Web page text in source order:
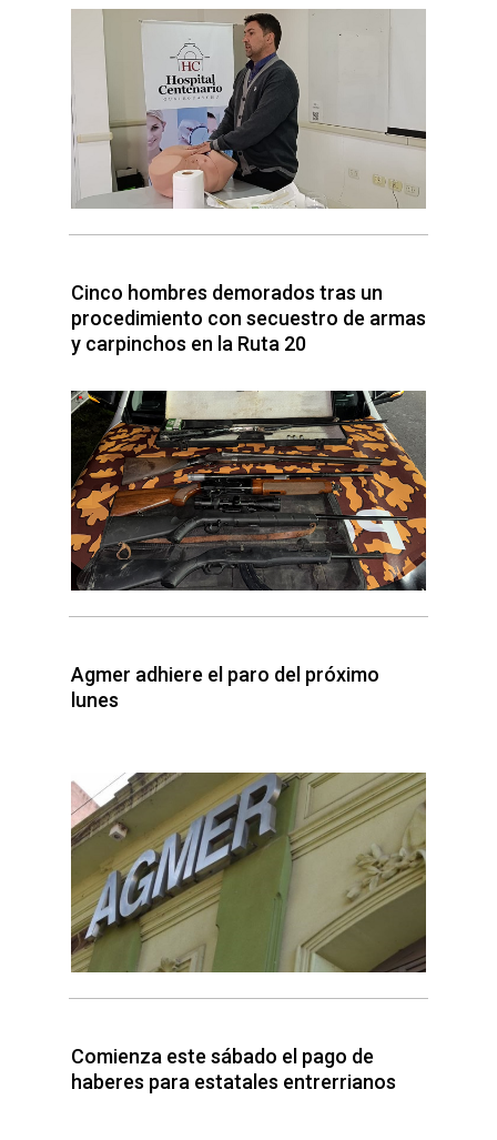
Cinco hombres demorados tras un
procedimiento con secuestro de armas
y carpinchos en la Ruta 20
Agmer adhiere el paro del próximo
lunes
Comienza este sábado el pago de
haberes para estatales entrerrianos